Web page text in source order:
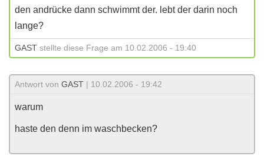
den andrücke dann schwimmt der. lebt der darin noch
lange?
GAST stellte diese Frage am 10.02.2006 - 19:40
Antwort von GAST | 10.02.2006 - 19:42
warum
haste den denn im waschbecken?